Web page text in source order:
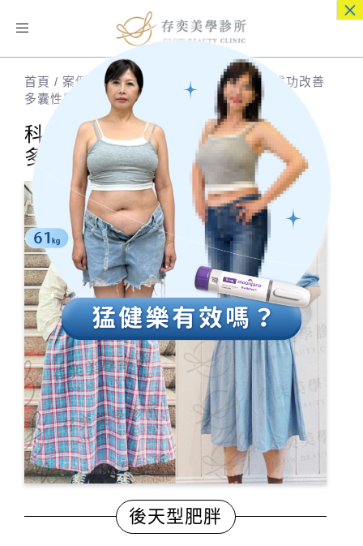
Toggle
首頁 / 案例分享/科學減重 | 素人案例分享-成功改善
多囊性卵巢症的厚片女孩
科學減重 | 素人案例分享-成功改善
多囊性卵巢症的厚片女孩
後天型肥胖
×